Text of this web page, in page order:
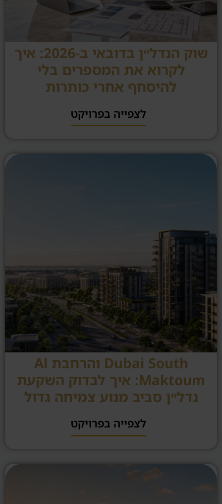
שוק הנדל״ן בדובאי ב-2026: איך
לקרוא את המספרים בלי
להיסחף אחרי כותרות
לצפייה בפרויקט
Dubai South והרחבת Al
Maktoum: איך לבדוק השקעת
נדל״ן סביב מנוע צמיחה גדול
לצפייה בפרויקט